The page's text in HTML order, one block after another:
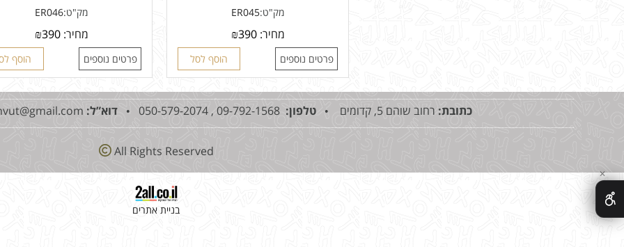
מק"ט:ER045
מחיר: ₪390
פרטים נוספים הוסף לסל
מק"ט:ER046
מחיר: ₪390
פרטים נוספים הוסף
כתובת: רחוב שוהם 5, קדומים • טלפון: 09-792-1568 , 050-579-2074 • דוא”ל:
All Rights Reserved
בניית אתרים
✕